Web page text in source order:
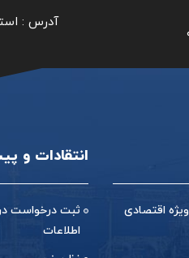
آدرس :
اقتصادی
انتقادات و
ثبت درخواست
اطلاعات